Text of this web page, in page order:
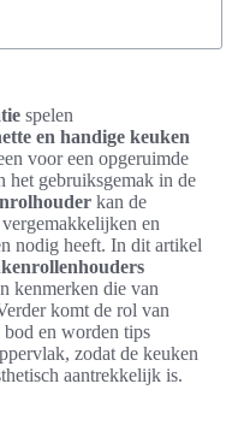
spelen
en handige keuken
voor een opgeruimde
het gebruiksgemak in de
kan de
en
nodig heeft. In dit artikel
kenmerken die van
komt de rol van
bod en worden tips
zodat de keuken
aantrekkelijk is.